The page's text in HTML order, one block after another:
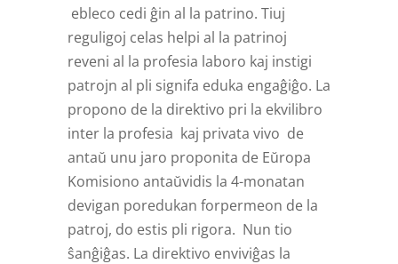
ebleco cedi ĝin al la patrino. Tiuj
reguligoj celas helpi al la patrinoj
reveni al la profesia laboro kaj instigi
patrojn al pli signifa eduka engaĝiĝo. La
propono de la direktivo pri la ekvilibro
inter la profesia kaj privata vivo de
antaŭ unu jaro proponita de Eŭropa
Komisiono antaŭvidis la 4-monatan
devigan poredukan forpermeon de la
patroj, do estis pli rigora. Nun tio
ŝanĝiĝas. La direktivo enviviĝas la